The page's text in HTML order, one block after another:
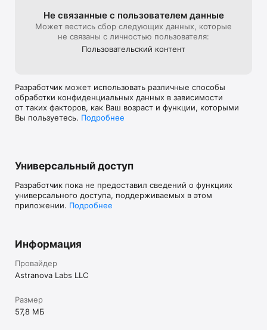
https://www.astranovalabs.net/privacy-policy
Не связанные с пользова­телем данные
Может вестись сбор следующих данных, которые
не связаны с личностью пользователя:
Пользова­тель­ский контент
Разработчик может использовать различные способы
обработки конфиденциальных данных в зависимости
от таких факторов, как Ваш возраст и функции, которыми
Вы пользуетесь. Подробнее
Универсальный доступ
Разработчик пока не предоставил сведений о функциях
универсального доступа, поддерживаемых в этом
приложении. Подробнее
Информация
Провайдер
Astranova Labs LLC
Размер
57,8 МБ